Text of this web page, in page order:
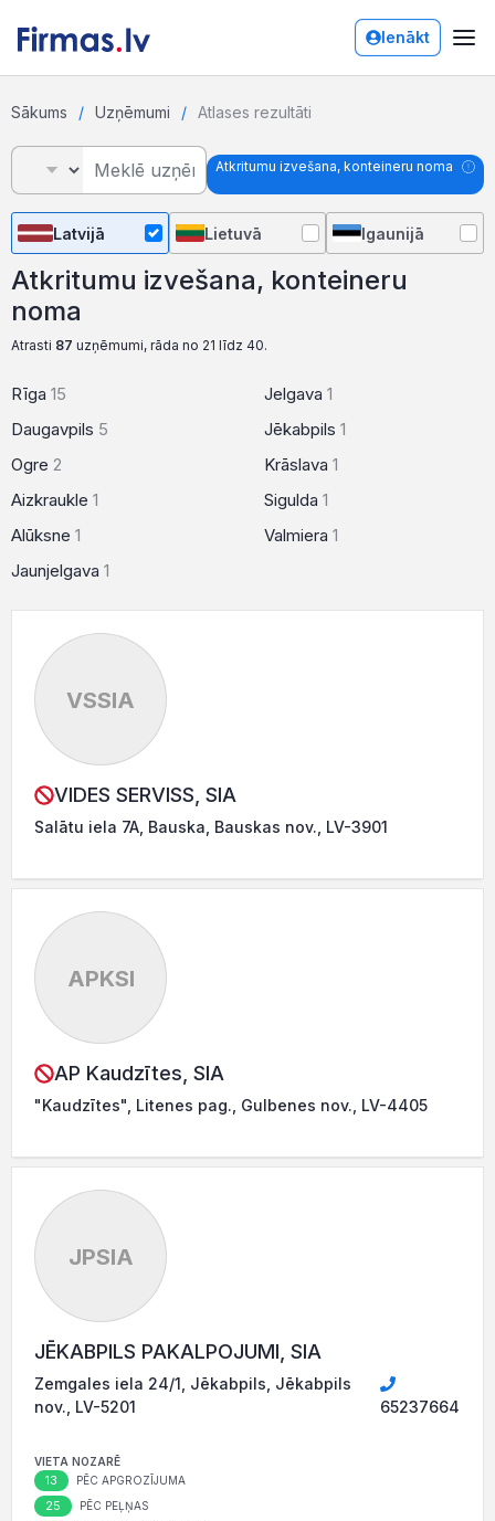
Ienākt
Sākums Uzņēmumi Atlases rezultāti
Atkritumu izvešana, konteineru noma
Latvijā Lietuvā Igaunijā
Atkritumu izvešana, konteineru
noma
Atrasti 87 uzņēmumi, rāda no 21 līdz 40.
Rīga 15
Daugavpils 5
Ogre 2
Aizkraukle 1
Alūksne 1
Jaunjelgava 1
Jelgava 1
Jēkabpils 1
Krāslava 1
Sigulda 1
Valmiera 1
VSSIA
VIDES SERVISS, SIA
Salātu iela 7A, Bauska, Bauskas nov., LV-3901
APKSI
AP Kaudzītes, SIA
"Kaudzītes", Litenes pag., Gulbenes nov., LV-4405
JPSIA
JĒKABPILS PAKALPOJUMI, SIA
Zemgales iela 24/1, Jēkabpils, Jēkabpils
nov., LV-5201
65237664
VIETA NOZARĒ
13 PĒC APGROZĪJUMA
25 PĒC PEĻŅAS